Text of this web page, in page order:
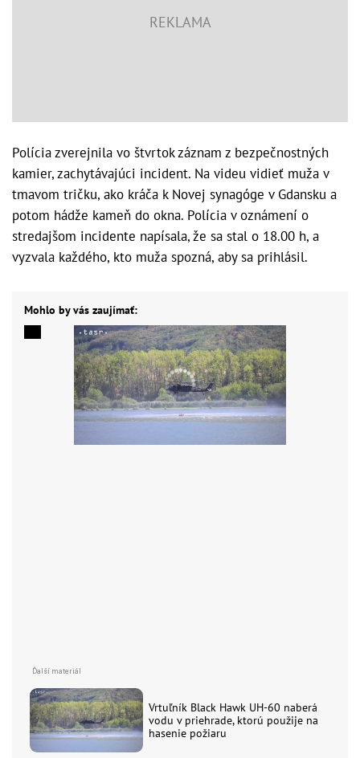
Polícia zverejnila vo štvrtok záznam z bezpečnostných
kamier, zachytávajúci incident. Na videu vidieť muža v
tmavom tričku, ako kráča k Novej synagóge v Gdansku a
potom hádže kameň do okna. Polícia v oznámení o
stredajšom incidente napísala, že sa stal o 18.00 h, a
vyzvala každého, kto muža spozná, aby sa prihlásil.
Mohlo by vás zaujímať:
Vrtuľník Black Hawk UH-60 naberá
vodu v priehrade, ktorú použije na
hasenie požiaru